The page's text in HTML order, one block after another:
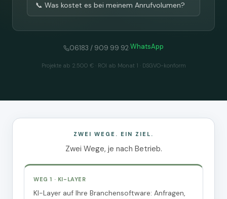
📞 Was kostet es bei meinem Anrufvolumen?
06183 / 909 99 92·WhatsApp
Projekte ab 2.500 € · ROI ab Monat 1 · DSGVO-konform
ZWEI WEGE. EIN ZIEL.
Zwei Wege, je nach Betrieb.
WEG 1 · KI-LAYER
KI-Layer auf Ihre Branchensoftware: Anfragen,